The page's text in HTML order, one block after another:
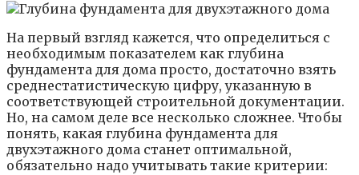
На первый взгляд кажется, что определиться с
необходимым показателем как глубина
фундамента для дома просто, достаточно взять
среднестатистическую цифру, указанную в
соответствующей строительной документации.
Но, на самом деле все несколько сложнее. Чтобы
понять, какая глубина фундамента для
двухэтажного дома станет оптимальной,
обязательно надо учитывать такие критерии: